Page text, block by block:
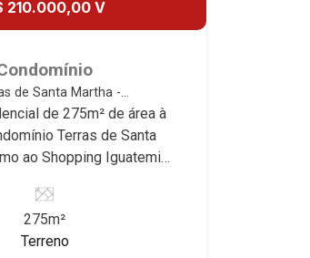
Borda da Mata, Bela
Sul, Alto do Vale,
Terras de Florença,
Quinta dos Ventos,
Ipê Rosa, Ipê
Ipê Branco, Vila
Imperial, Quinta da
das Árvores, Praça
Praça das Flores,
3, Colina do Sabiá, San
210.000,00 V
de Santa Martha -
SPde 275m² de área à
Terras de Santa
ao Shopping Iguatemi -
deste imóvel que a
selecionou para
275m²
Terreno